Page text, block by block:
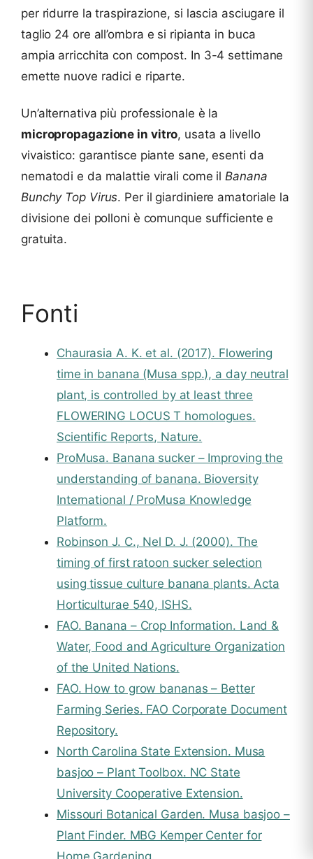
per ridurre la traspirazione, si lascia asciugare il
taglio 24 ore all’ombra e si ripianta in buca
ampia arricchita con compost. In 3-4 settimane
emette nuove radici e riparte.
Un’alternativa più professionale è la
micropropagazione in vitro, usata a livello
vivaistico: garantisce piante sane, esenti da
nematodi e da malattie virali come il Banana
Bunchy Top Virus. Per il giardiniere amatoriale la
divisione dei polloni è comunque sufficiente e
gratuita.
Fonti
Chaurasia A. K. et al. (2017). Flowering
time in banana (Musa spp.), a day neutral
plant, is controlled by at least three
FLOWERING LOCUS T homologues.
Scientific Reports, Nature.
ProMusa. Banana sucker – Improving the
understanding of banana. Bioversity
International / ProMusa Knowledge
Platform.
Robinson J. C., Nel D. J. (2000). The
timing of first ratoon sucker selection
using tissue culture banana plants. Acta
Horticulturae 540, ISHS.
FAO. Banana – Crop Information. Land &
Water, Food and Agriculture Organization
of the United Nations.
FAO. How to grow bananas – Better
Farming Series. FAO Corporate Document
Repository.
North Carolina State Extension. Musa
basjoo – Plant Toolbox. NC State
University Cooperative Extension.
Missouri Botanical Garden. Musa basjoo –
Plant Finder. MBG Kemper Center for
Home Gardening.